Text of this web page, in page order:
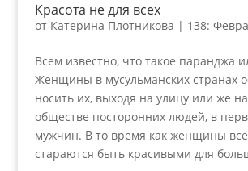
Красота не для всех
от Катерина Плотникова | 138:
Всем известно, что такое паранджа
Женщины в мусульманских странах
носить их, выходя на улицу или же
обществе посторонних людей, в
мужчин. В то время как женщины
стараются быть красивыми для